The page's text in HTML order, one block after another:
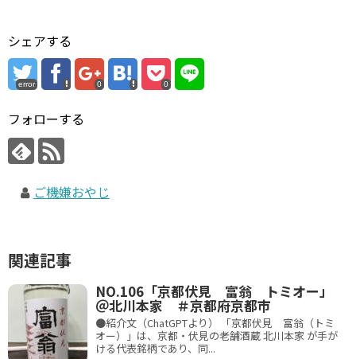
シェアする
error 0 0
フォローする
ご機嫌おやじ
関連記事
NO.106「京都伏見 富翁 トミオー」
＠北川本家 ＃京都府京都市
●紹介文（ChatGPTより） 「京都伏見 富翁（トミ
オー）」は、京都・伏見の老舗酒蔵 北川本家 が手が
ける代表銘柄であり、同...